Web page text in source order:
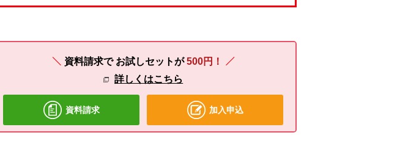
資料請求でお試しセットが500円！
詳しくはこちら
資料請求 加入申込